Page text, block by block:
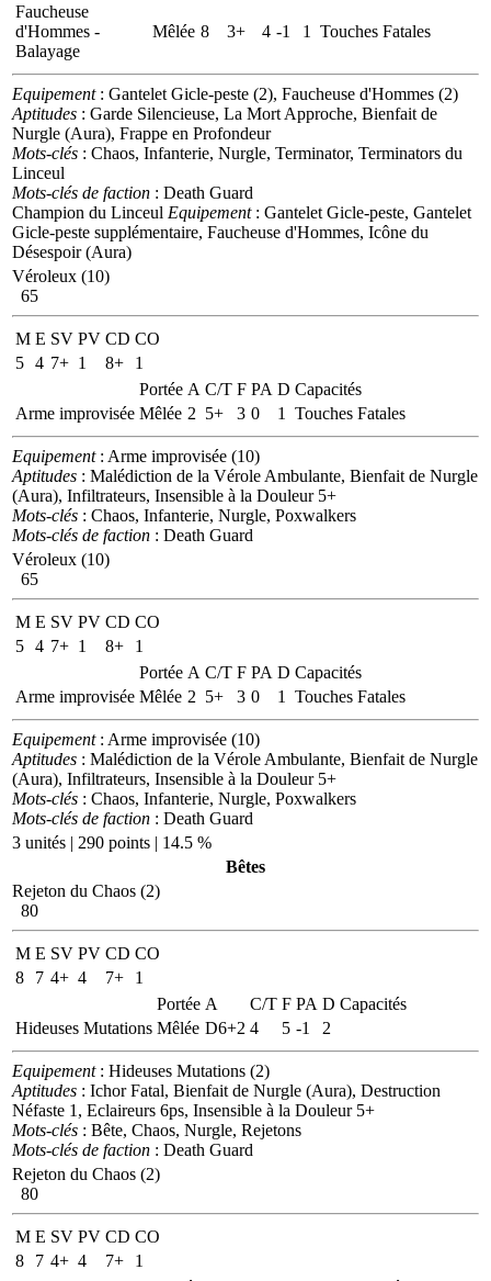
Faucheuse
d'Hommes -
Balayage
Mêlée 8 3+ 4 -1 1 Touches Fatales
Equipement: Gantelet Gicle-peste (2), Faucheuse d'Hommes (2)
Aptitudes : Garde Silencieuse, La Mort Approche, Bienfait de
Nurgle (Aura), Frappe en Profondeur
Mots-clés : Chaos, Infanterie, Nurgle, Terminator, Terminators du
Linceul
Mots-clés de faction : Death Guard
Champion du Linceul Equipement: Gantelet Gicle-peste, Gantelet
Gicle-peste supplémentaire, Faucheuse d'Hommes, Icône du
Désespoir (Aura)
Véroleux (10)
65
M E SV PV CD CO
5 4 7+ 1 8+
1
Portée A C/T F PA D Capacités
Arme improvisée Mêlée 2 5+ 3 0 1 Touches Fatales
Equipement: Arme improvisée (10)
Aptitudes : Malédiction de la Vérole Ambulante, Bienfait de Nurgle
(Aura), Infiltrateurs, Insensible à la Douleur 5+
Mots-clés : Chaos, Infanterie, Nurgle, Poxwalkers
Mots-clés de faction : Death Guard
Véroleux (10)
65
M E SV PV CD CO
5 4 7+ 1 8+
1
Portée A C/T F PA D Capacités
Arme improvisée Mêlée 2 5+ 3 0 1 Touches Fatales
Equipement: Arme improvisée (10)
Aptitudes : Malédiction de la Vérole Ambulante, Bienfait de Nurgle
(Aura), Infiltrateurs, Insensible à la Douleur 5+
Mots-clés : Chaos, Infanterie, Nurgle, Poxwalkers
Mots-clés de faction : Death Guard
3 unités | 290 points | 14.5 %
Bêtes
Rejeton du Chaos (2)
80
M E SV PV CD CO
8
7 4+ 4 7+
1
Portée A C/T F PA D Capacités
Hideuses Mutations Mêlée D6+2 4 5 -1 2
Equipement: Hideuses Mutations (2)
Aptitudes : Ichor Fatal, Bienfait de Nurgle (Aura), Destruction
Néfaste 1, Eclaireurs 6ps, Insensible à la Douleur 5+
Mots-clés : Bête, Chaos, Nurgle, Rejetons
Mots-clés de faction : Death Guard
Rejeton du Chaos (2)
80
M E SV PV CD CO
8
7 4+ 4 7+
1